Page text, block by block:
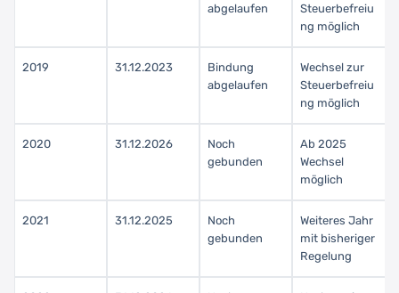
abgelaufen
Steuerbefreiu
ng möglich
2019 31.12.2023
Bindung
abgelaufen
Wechsel zur
Steuerbefreiu
ng möglich
2020 31.12.2026
Noch
gebunden
Ab 2025
Wechsel
möglich
2021 31.12.2025
Noch
gebunden
Weiteres Jahr
mit bisheriger
Regelung